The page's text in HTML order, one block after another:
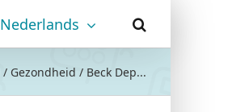
Nederlands
/ Gezondheid / Beck Dep...